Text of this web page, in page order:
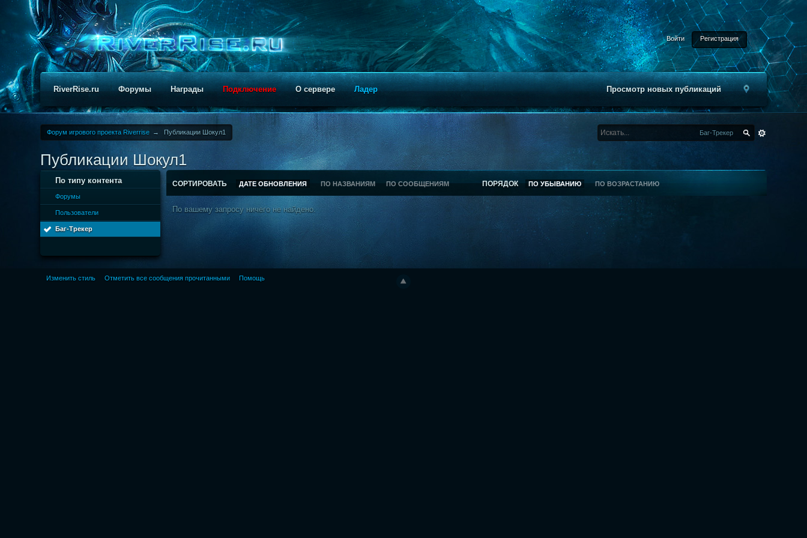
Войти Регистрация
Просмотр новых публикаций
RiverRise.ru Форумы Награды Подключение О сервере Ладер
Форум игрового проекта Riverrise → Публикации Шокул1 Баг-Трекер
Публикации Шокул1
По типу контента
Форумы
Пользователи
Баг-Трекер
СОРТИРОВАТЬ ДАТЕ ОБНОВЛЕНИЯ ПО НАЗВАНИЯМ ПО СООБЩЕНИЯМ ПОРЯДОК ПО УБЫВАНИЮ ПО ВОЗРАСТАНИЮ
По вашему запросу ничего не найдено.
Изменить стиль Отметить все сообщения прочитанными Помощь